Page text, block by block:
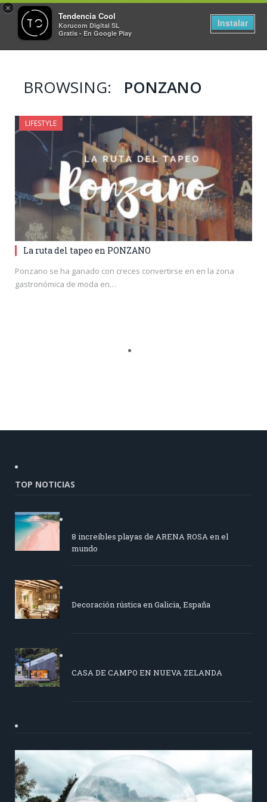
×
Tendencia Cool
Korucom Digital SL
Gratis - En Google Play
Instalar
BROWSING: PONZANO
LIFESTYLE
La ruta del tapeo en PONZANO
Ponzano se ha ganado con creces convertirse en en la zona
gastronómica de moda en…
TOP NOTICIAS
8 increíbles playas de ARENA ROSA en el
mundo
Decoración rústica en Galicia, España
CASA DE CAMPO EN NUEVA ZELANDA